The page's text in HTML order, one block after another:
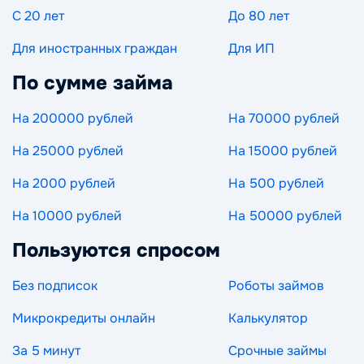
С 20 лет
До 80 лет
Для иностранных граждан
Для ИП
По сумме займа
На 200000 рублей
На 70000 рублей
На 25000 рублей
На 15000 рублей
На 2000 рублей
На 500 рублей
На 10000 рублей
На 50000 рублей
Пользуются спросом
Без подписок
Роботы займов
Микрокредиты онлайн
Калькулятор
За 5 минут
Срочные займы